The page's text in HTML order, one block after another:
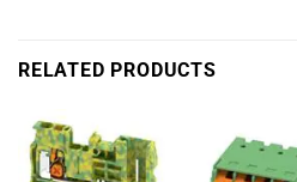
RELATED PRODUCTS